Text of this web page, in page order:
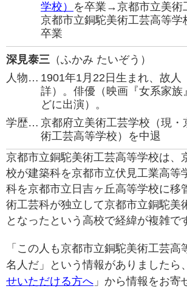
学校） を卒業→京都市立美術
京都市立銅駝美術工芸高等学
卒業
深見泰三 （ふかみ たいぞう）
人物… 1901年1月22日生まれ、故人
詳）。俳優（映画『女系家族
どに出演）。
学歴… 京都府立美術工芸学校（現・
術工芸高等学校）を中退
京都市立銅駝美術工芸高等学校は、
校が建築科を京都市立伏見工業高等
科を京都市立日吉ヶ丘高等学校に移
術工芸科が独立して京都市立銅駝美
となったという高校で経緯が複雑で
「この人も京都市立銅駝美術工芸高
名人だ」という情報がありましたら
せいただける方へ 」から情報をお寄